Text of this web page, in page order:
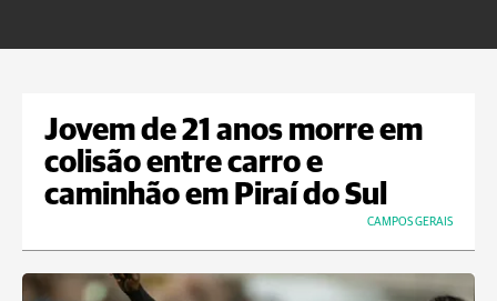
Jovem de 21 anos morre em
colisão entre carro e
caminhão em Piraí do Sul
CAMPOS GERAIS